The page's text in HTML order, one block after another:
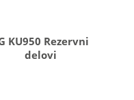
KU950 Rezervni
delovi